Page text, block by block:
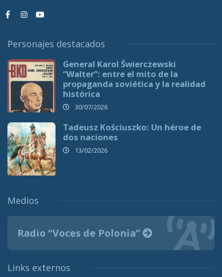
Personajes destacados
General Karol Świerczewski
“Walter”: entre el mito de la
propaganda soviética y la realidad
histórica
30/07/2026
Tadeusz Kościuszko: Un héroe de
dos naciones
13/02/2026
Medios
Radio “Voces de Polonia”
Links externos